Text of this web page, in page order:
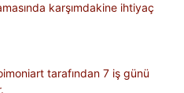
karşımdakine ihtiyaç
tarafından 7 iş günü